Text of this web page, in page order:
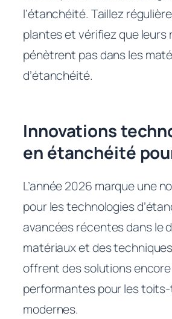
l’étanchéité. Taillez
plantes et vérifiez que leurs
pénètrent pas dans les
d’étanchéité.
Innovations
en étanchéité
L’année 2026 marque une
pour les technologies
avancées récentes dans le
matériaux et des
offrent des solutions
performantes pour les
modernes.